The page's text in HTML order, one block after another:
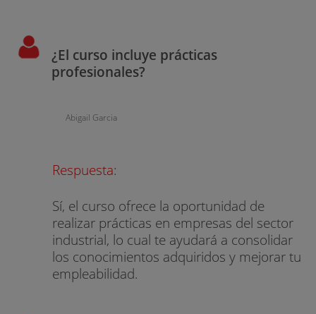
¿El curso incluye prácticas
profesionales?
Abigail Garcia
Respuesta:
Sí, el curso ofrece la oportunidad de
realizar prácticas en empresas del sector
industrial, lo cual te ayudará a consolidar
los conocimientos adquiridos y mejorar tu
empleabilidad.